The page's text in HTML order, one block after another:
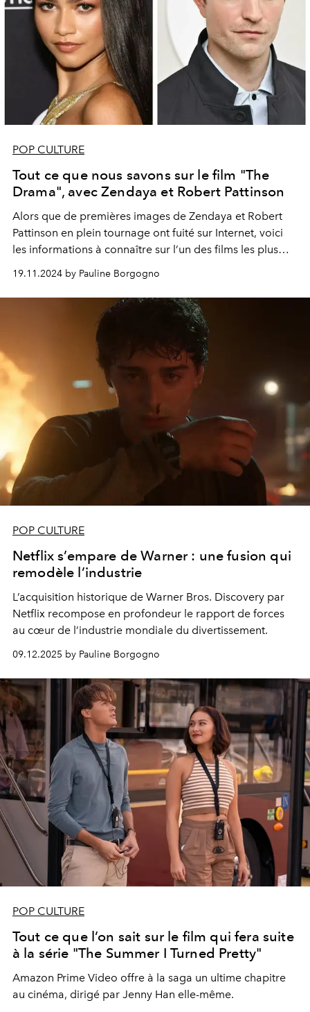
POP CULTURE
Tout ce que nous savons sur le film "The
Drama", avec Zendaya et Robert Pattinson
Alors que de premières images de Zendaya et Robert
Pattinson en plein tournage ont fuité sur Internet, voici
les informations à connaître sur l’un des films les plus
attendus de 2025.
19.11.2024 by Pauline Borgogno
POP CULTURE
Netflix s’empare de Warner : une fusion qui
remodèle l’industrie
L’acquisition historique de Warner Bros. Discovery par
Netflix recompose en profondeur le rapport de forces
au cœur de l’industrie mondiale du divertissement.
09.12.2025 by Pauline Borgogno
POP CULTURE
Tout ce que l’on sait sur le film qui fera suite
à la série "The Summer I Turned Pretty"
Amazon Prime Video offre à la saga un ultime chapitre
au cinéma, dirigé par Jenny Han elle-même.